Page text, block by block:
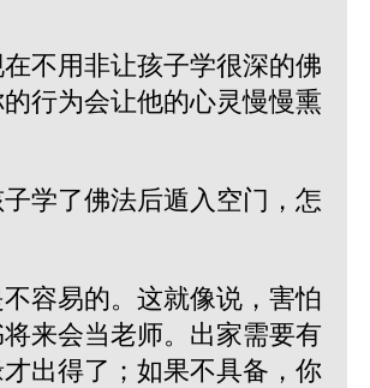
不用非让孩子学很深的佛
行为会让他的心灵慢慢熏
学了佛法后遁入空门，怎
容易的。这就像说，害怕
来会当老师。出家需要有
出得了；如果不具备，你